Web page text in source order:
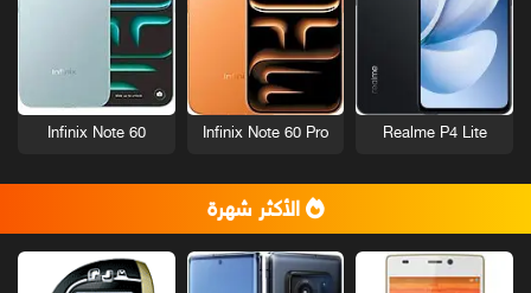
Realme P4 Lite
Infinix Note 60 Pro
Infinix Note 60
الأكثر شهرة